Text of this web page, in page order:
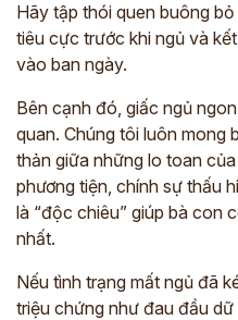
Hãy tập thói quen buông
tiêu cực trước khi ngủ và
vào ban ngày.
Bên cạnh đó, giấc ngủ
quan. Chúng tôi luôn mong
thản giữa những lo toan
phương tiện, chính sự thấu
là “độc chiêu” giúp bà con
nhất.
Nếu tình trạng mất ngủ đã
triệu chứng như đau đầu